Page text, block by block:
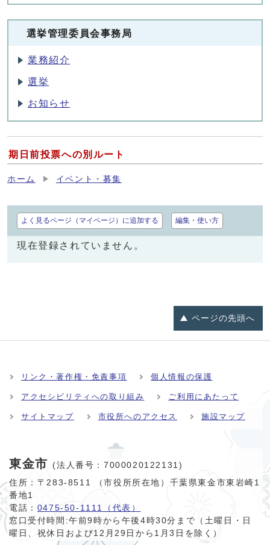
選挙管理委員会事務局
業務紹介
選挙
お知らせ
期日前投票への別ルート
ホーム イベント・募集
よく見るページ（マイページ）に追加する 編集・使い方
現在登録されていません。
ページの先頭へ
リンク・著作権・免責事項 個人情報の保護
アクセシビリティへの取り組み ご利用にあたって
サイトマップ 市役所へのアクセス 施設マップ
東金市
(法人番号：7000020122131)
住所：〒283-8511 （市役所所在地）千葉県東金市東岩崎1
番地1
電話： 0475-50-1111（代表）
窓口受付時間:午前9時から午後4時30分まで（土曜日・日
曜日、祝休日および12月29日から1月3日を除く）